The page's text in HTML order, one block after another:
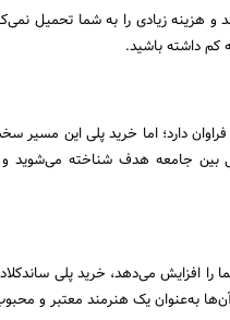
هزینه زیادی را به شما تحمیل
کم داشته باشید.
دارد؛ اما خرید پلی این مسیر
جامعه هدف شناخته می‌شوید و
را افزایش می‌دهد، خرید پلی
آن‌ها به‌عنوان یک هنرمند معتبر و